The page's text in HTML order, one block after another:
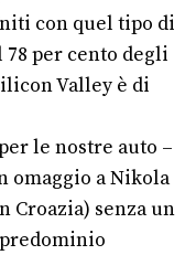
con quel tipo di
78 per cento degli
Valley è di
le nostre auto –
omaggio a Nikola
Croazia) senza un